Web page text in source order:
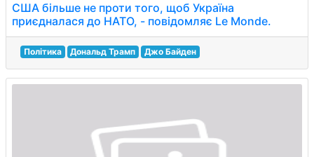
США більше не проти того, щоб Україна
приєдналася до НАТО, - повідомляє Le Monde.
Політика Дональд Трамп Джо Байден